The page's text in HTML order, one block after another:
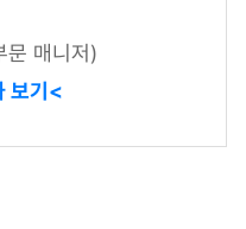
문 매니저)
보기<